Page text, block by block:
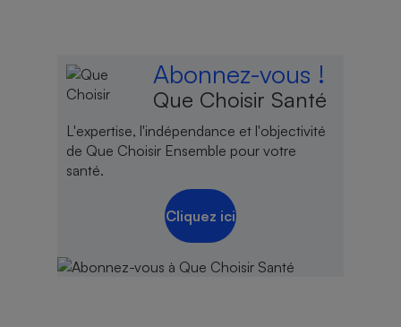
Abonnez-vous !
Que Choisir Santé
L'expertise, l'indépendance et l'objectivité
de Que Choisir Ensemble pour votre
santé.
Cliquez ici